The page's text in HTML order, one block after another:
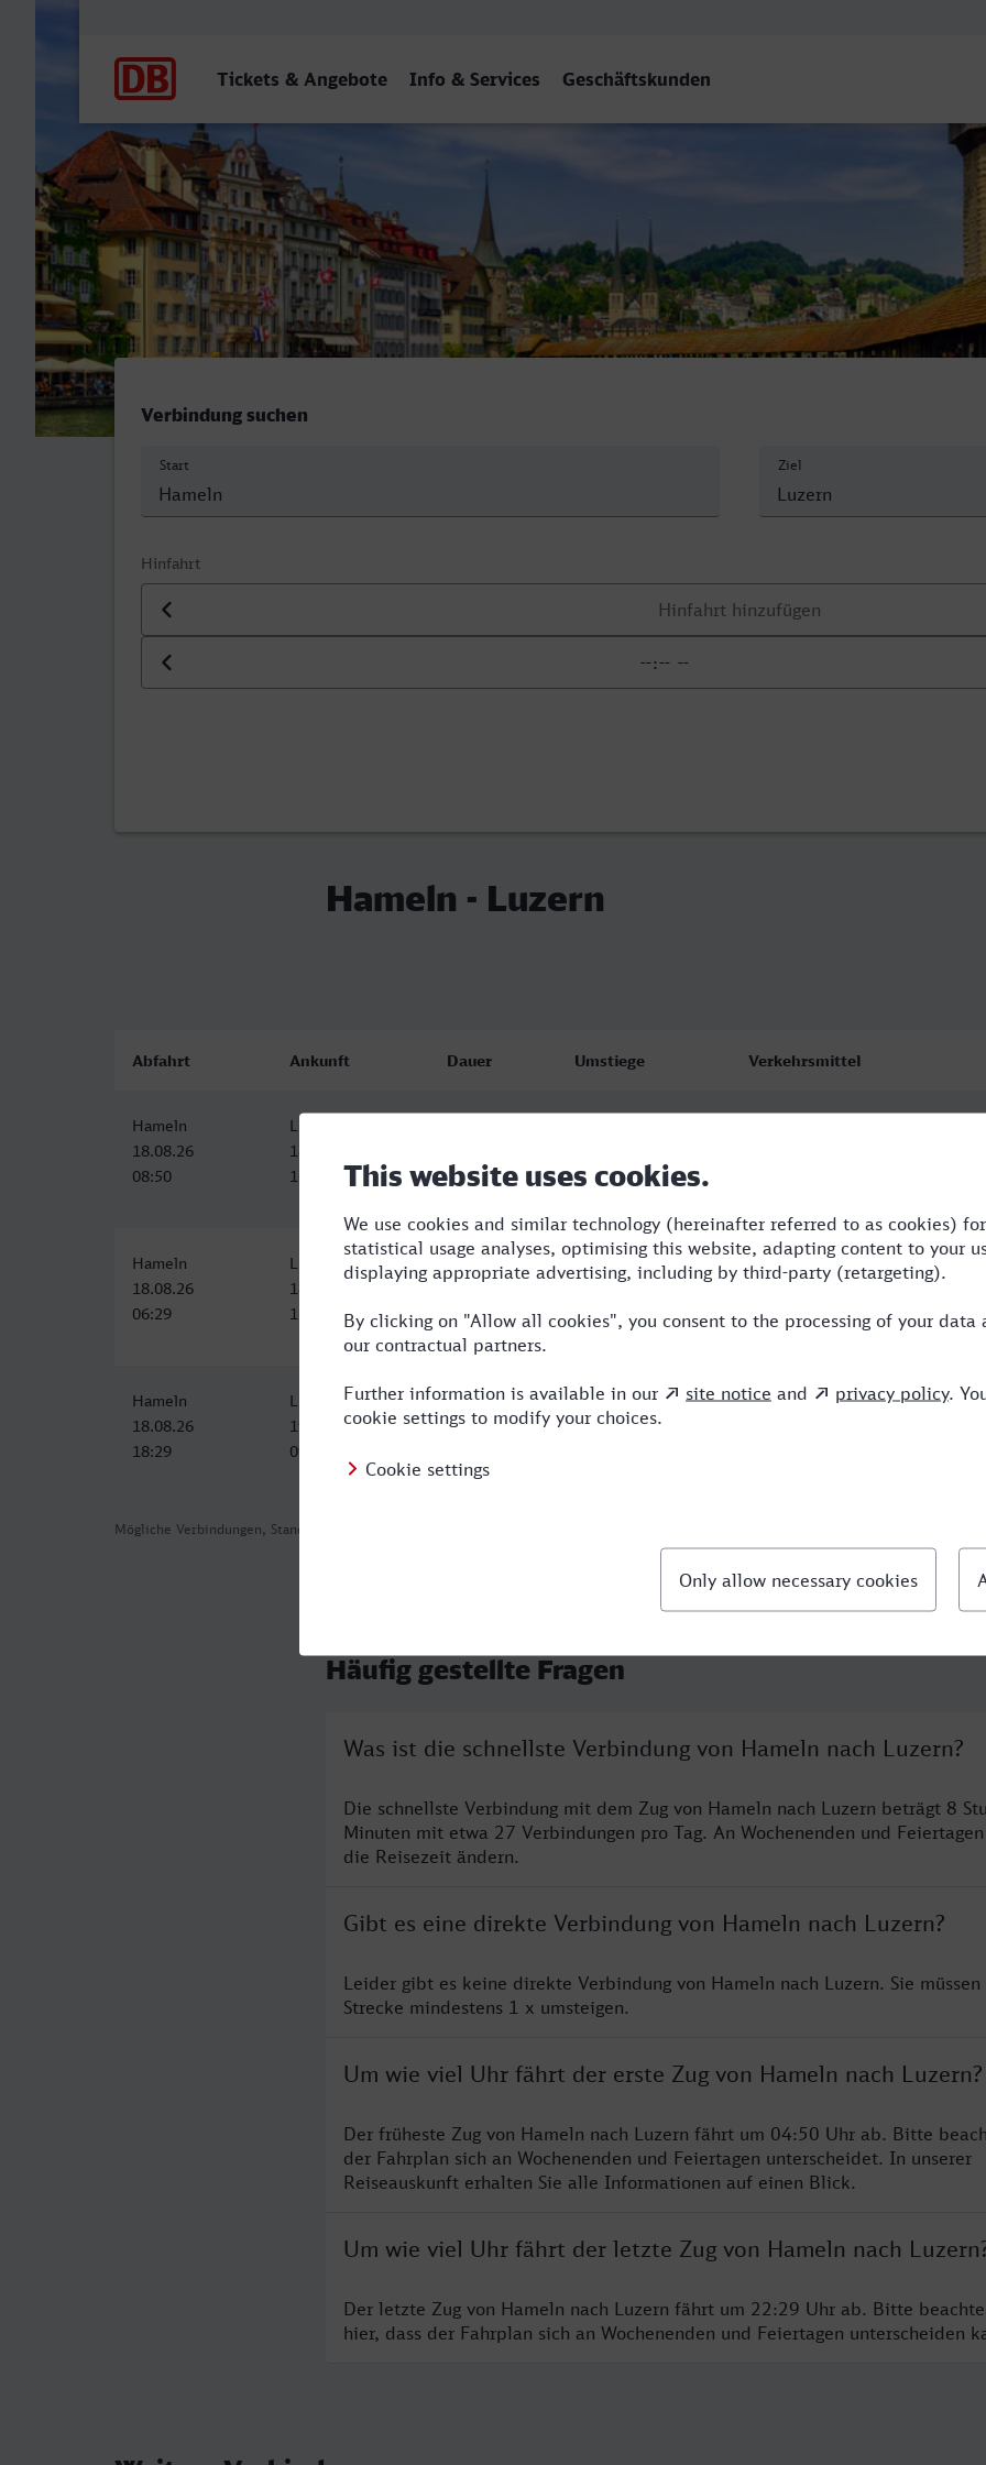
Tickets & Angebote Info & Services Geschäftskunden
Hameln - Luzern
Verbindung suchen
Start Ziel
Hinfahrt
Datum der Hinfahrt
Uhrzeit der Hinfahrt
Hameln - Luzern
Mögliche Verbindungen, Stand: 2026-08-04 14:13
Abfahrt Ankunft Dauer Umstiege Verkehrsmittel
Hameln
18.08.26
08:50
Luzern
18.08.26
16:55
Hameln
18.08.26
06:29
Luzern
18.08.26
15:55
9:26 RB,RE,ICE
Hameln
18.08.26
18:29
Luzern
19.08.26
09:55
15:26 3 RB,RE,ICE
Häufig gestellte Fragen
Was ist die schnellste Verbindung von Hameln nach Luzern?
Die schnellste Verbindung mit dem Zug von Hameln nach Luzern beträgt 8
Minuten mit etwa 27 Verbindungen pro Tag. An Wochenenden und
die Reisezeit ändern.
Gibt es eine direkte Verbindung von Hameln nach Luzern?
Leider gibt es keine direkte Verbindung von Hameln nach Luzern. Sie
Strecke mindestens 1 x umsteigen.
Um wie viel Uhr fährt der erste Zug von Hameln nach Luzern?
Der früheste Zug von Hameln nach Luzern fährt um 04:50 Uhr ab. Bitte
der Fahrplan sich an Wochenenden und Feiertagen unterscheidet. In unserer
Reiseauskunft erhalten Sie alle Informationen auf einen Blick.
Um wie viel Uhr fährt der letzte Zug von Hameln nach
Der letzte Zug von Hameln nach Luzern fährt um 22:29 Uhr ab. Bitte
hier, dass der Fahrplan sich an Wochenenden und Feiertagen unterscheiden